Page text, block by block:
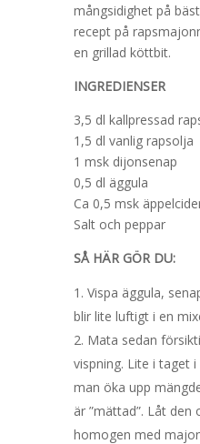
mångsidighet på
recept på
en grillad köttbit.
INGREDIENSER
3,5 dl kallpressad
1,5 dl vanlig rapsolja
1 msk dijonsenap
0,5 dl äggula
Ca 0,5 msk
Salt och peppar
SÅ HÄR GÖR DU:
Vispa äggula,
blir lite luftigt i en
Mata sedan
vispning. Lite i taget
man öka upp
är ”mättad”. Låt den
homogen med